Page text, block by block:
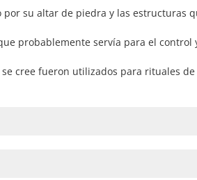
su altar de piedra y las estructuras
probablemente servía para el control
cree fueron utilizados para rituales de
la excursión.